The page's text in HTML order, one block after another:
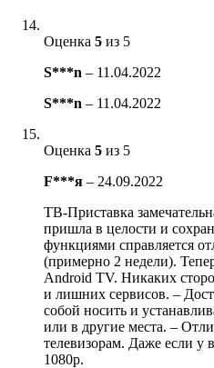
Оценка 5 из 5
S***n – 11.04.2022
S***n – 11.04.2022
Оценка 5 из 5
F***я – 24.09.2022
ТВ-Приставка
пришла в целости и
функциями справляется
(примерно 2 недели).
Android TV. Никаких
и лишних сервисов. –
собой носить и
или в другие места. –
телевизорам. Даже если у
1080p.